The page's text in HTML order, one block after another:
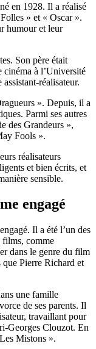
en 1928. Il a réalisé
» et « Oscar ».
humour et leur
Son père était
cinéma à l’Université
réalisateur.
». Depuis, il a
Parmi ses autres
des Grandeurs »,
Fools ».
réalisateurs
et bien écrits, et
sensible.
engagé
Il a été l’un des
films, comme
dans le genre du film
que Pierre Richard et
une famille
de ses parents. Il
travaillant pour
Georges Clouzot. En
Mistons ».